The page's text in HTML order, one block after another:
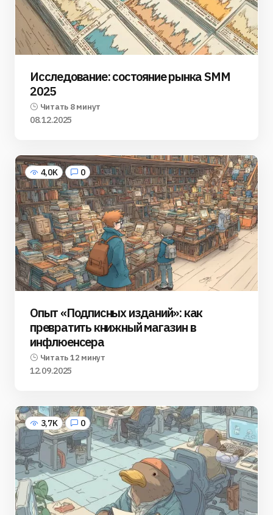
Исследование: состояние рынка SMM
2025
Читать 8 минут
08.12.2025
4,0K 0
Опыт «Подписных изданий»: как
превратить книжный магазин в
инфлюенсера
Читать 12 минут
12.09.2025
3,7K 0